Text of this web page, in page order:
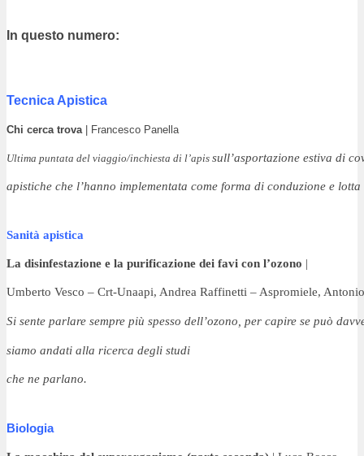
In questo numero:
Tecnica Apistica
Chi cerca trova | Francesco Panella
Ultima puntata del viaggio/inchiesta di l’apis sull’asportazione estiva di
apistiche che l’hanno implementata come forma di conduzione e
Sanità apistica
La disinfestazione e la purificazione dei favi con l’ozono |
Umberto Vesco – Crt-Unaapi, Andrea Raffinetti – Aspromiele,
Si sente parlare sempre più spesso dell’ozono, per capire se può
siamo andati alla ricerca degli studi
che ne parlano.
Biologia